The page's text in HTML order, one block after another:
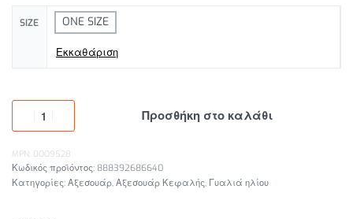
SIZE ONE SIZE
Εκκαθάριση
Προσθήκη στο καλάθι
MPN: 0OO9528
888392686640
Κατηγορίες: Αξεσουάρ, Αξεσουάρ Κεφαλής, Γυαλιά ηλίου